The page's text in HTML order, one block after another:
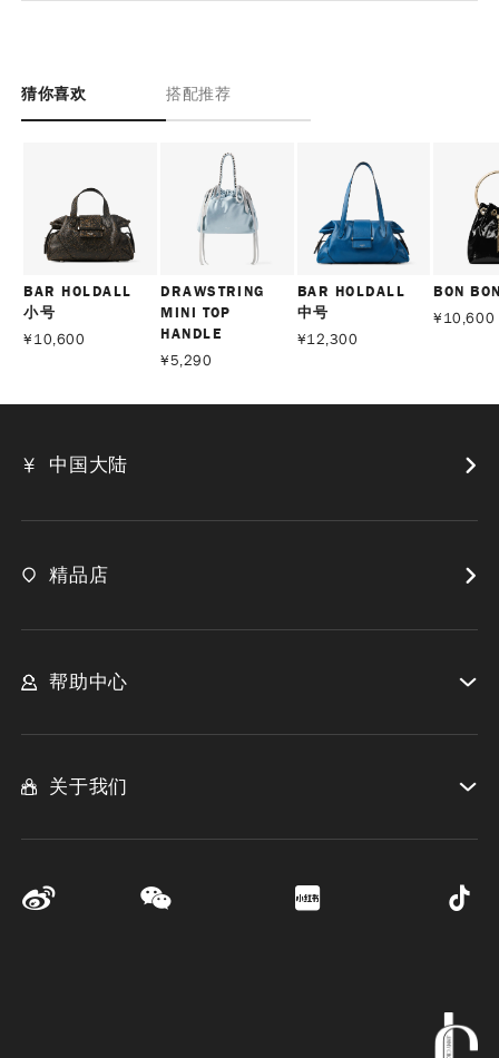
猜你喜欢 搭配推荐
BAR HOLDALL
小号
¥10,600
DRAWSTRING
MINI TOP
HANDLE
¥5,290
BAR HOLDALL
中号
¥12,300
BON
¥10,600
中国大陆
精品店
帮助中心
关于我们